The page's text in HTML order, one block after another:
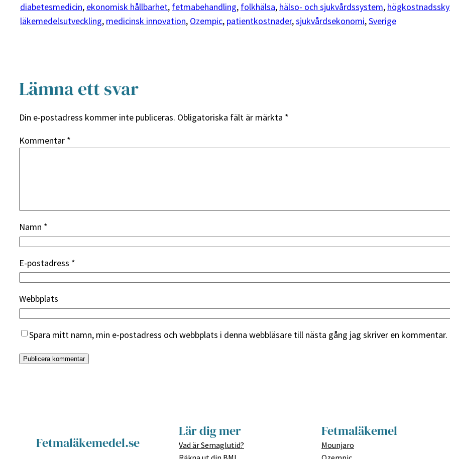
diabetesmedicin, ekonomisk hållbarhet, fetmabehandling, folkhälsa, hälso- och sjukvårdssystem,
läkemedelsutveckling, medicinsk innovation, Ozempic, patientkostnader, sjukvårdsekonomi, Sverige
Lämna ett svar
Din e-postadress kommer inte publiceras. Obligatoriska fält är märkta *
Kommentar *
Namn *
E-postadress *
Webbplats
Spara mitt namn, min e-postadress och webbplats i denna webbläsare till nästa gång jag skriver en kommentar.
Fetmaläkemedel.se
Lär dig mer
Vad är Semaglutid?
Fetmaläkemel
Mounjaro